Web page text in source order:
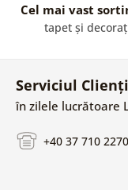
Cel mai vast
tapet și
Serviciul Clienți
în zilele lucrătoare
+40 37 710 2270